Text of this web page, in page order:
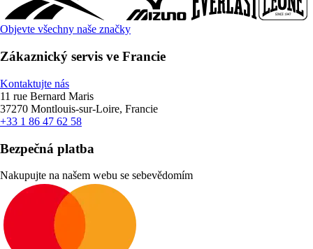
Objevte všechny naše značky
Zákaznický servis ve Francie
Kontaktujte nás
11 rue Bernard Maris
37270 Montlouis-sur-Loire, Francie
+33 1 86 47 62 58
Bezpečná platba
Nakupujte na našem webu se sebevědomím